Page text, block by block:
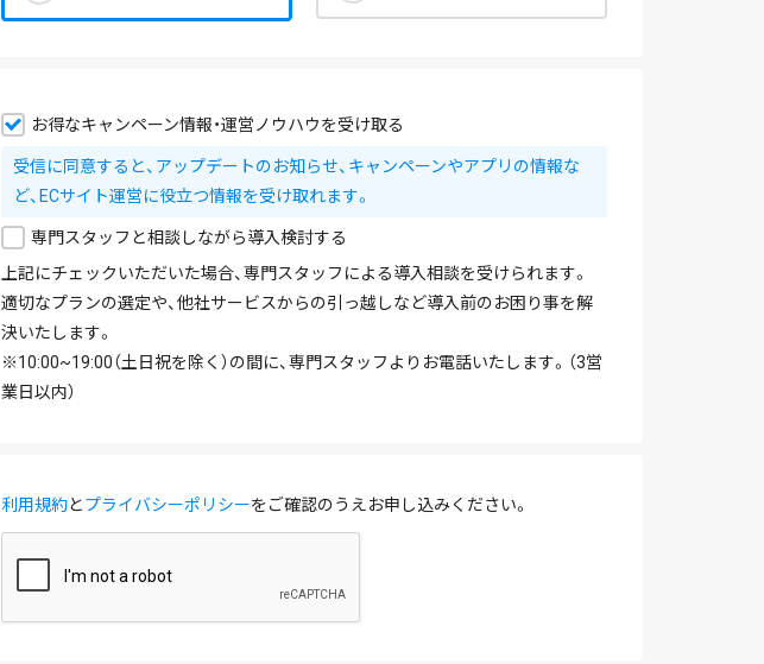
お得なキャンペーン情報・運営ノウハウを受け取る
受信に同意すると、アップデートのお知らせ、キャンペーンやアプリの情報な
ど、ECサイト運営に役立つ情報を受け取れます。
専門スタッフと相談しながら導入検討する
上記にチェックいただいた場合、専門スタッフによる導入相談を受けられます。
適切なプランの選定や、他社サービスからの引っ越しなど導入前のお困り事を解
決いたします。
※10:00~19:00（土日祝を除く）の間に、専門スタッフよりお電話いたします。（3営
業日以内）
利用規約とプライバシーポリシーをご確認のうえお申し込みください。